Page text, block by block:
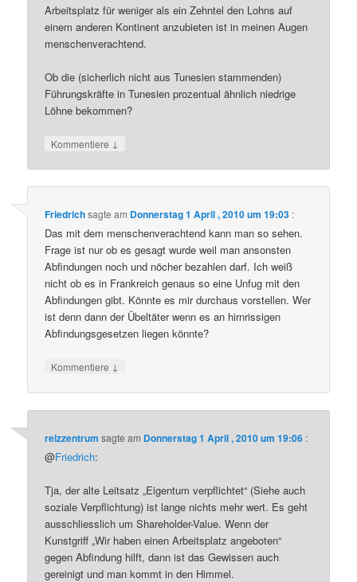
Arbeitsplatz für weniger als ein Zehntel den Lohns auf
einem anderen Kontinent anzubieten ist in meinen Augen
menschenverachtend.
Ob die (sicherlich nicht aus Tunesien stammenden)
Führungskräfte in Tunesien prozentual ähnlich niedrige
Löhne bekommen?
Kommentiere ↓
Friedrichsagte am Donnerstag 1 April , 2010 um 19:03 :
Das mit dem menschenverachtend kann man so sehen.
Frage ist nur ob es gesagt wurde weil man ansonsten
Abfindungen noch und nöcher bezahlen darf. Ich weiß
nicht ob es in Frankreich genaus so eine Unfug mit den
Abfindungen gibt. Könnte es mir durchaus vorstellen. Wer
ist denn dann der Übeltäter wenn es an hirnrissigen
Abfindungsgesetzen liegen könnte?
Kommentiere ↓
reizzentrum sagte am Donnerstag 1 April , 2010 um 19:06 :
@Friedrich:
Tja, der alte Leitsatz „Eigentum verpflichtet“ (Siehe auch
soziale Verpflichtung) ist lange nichts mehr wert. Es geht
ausschliesslich um Shareholder-Value. Wenn der
Kunstgriff „Wir haben einen Arbeitsplatz angeboten“
gegen Abfindung hilft, dann ist das Gewissen auch
gereinigt und man kommt in den Himmel.